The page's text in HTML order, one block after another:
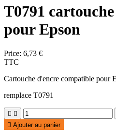
T0791
pour Epson
Price: 6,73 €
TTC
Cartouche d'encre compatible pour
remplace T0791
 
 Ajouter au panier